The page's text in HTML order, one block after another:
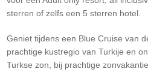
sterren of zelfs een 5 sterren hotel.
Geniet tijdens een Blue Cruise van
prachtige kustregio van Turkije en
Turkse zon, bij prachtige